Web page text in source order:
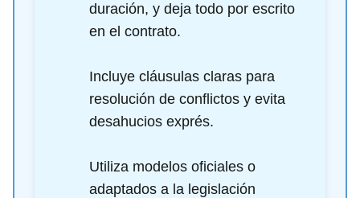
duración, y deja todo por escrito
en el contrato.
Incluye cláusulas claras para
resolución de conflictos y evita
desahucios exprés.
Utiliza modelos oficiales o
adaptados a la legislación